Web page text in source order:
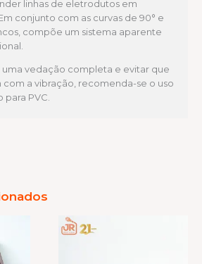
linhas de eletrodutos em
conjunto com as curvas de 90° e
compõe um sistema aparente
uma vedação completa e evitar que
com a vibração, recomenda-se o uso
PVC.